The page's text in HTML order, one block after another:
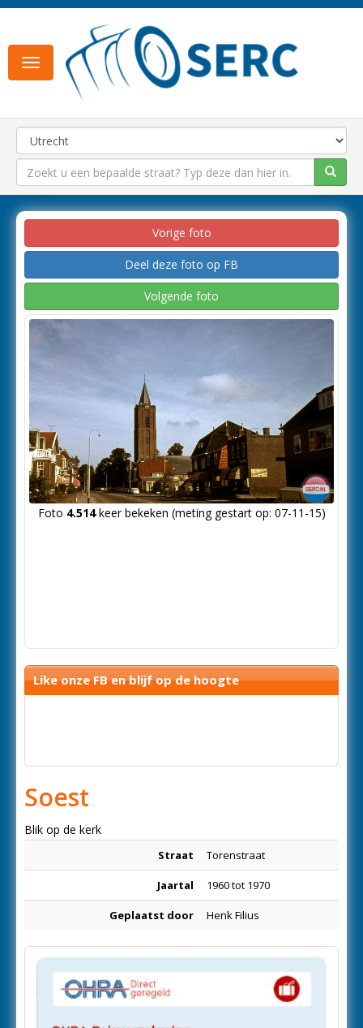
Toggle
navigation
Vorige foto
Deel deze foto op FB
Volgende foto
Foto 4.514keer bekeken (meting gestart op: 07-11-15)
Like onze FB en blijf op de hoogte
Soest
Blik op de kerk
Straat Torenstraat
Jaartal 1960 tot 1970
Geplaatst door Henk Filius